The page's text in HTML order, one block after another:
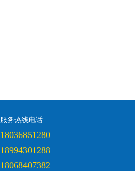
服务热线电话
18036851280
18994301288
18068407382